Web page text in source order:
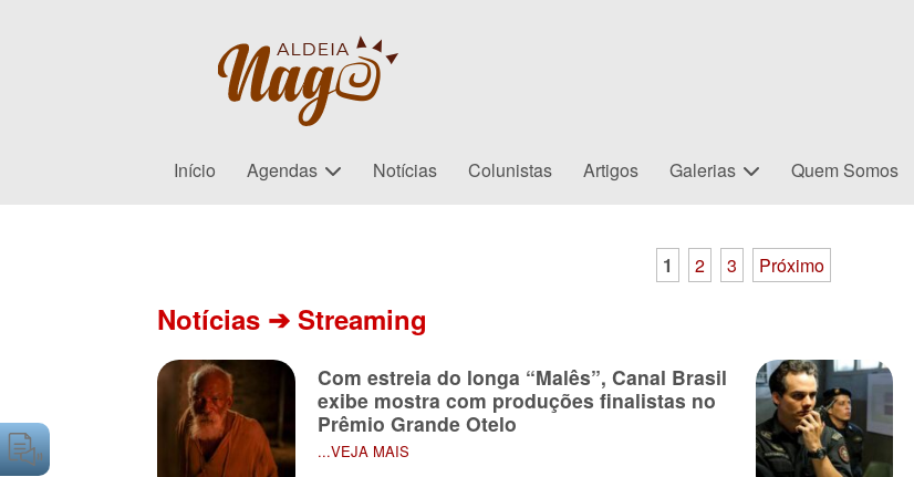
Início Agendas Notícias Colunistas Artigos Galerias Quem Somos
de
1 2 3 Próximo
Notícias ➔ Streaming
Com estreia do longa “Malês”, Canal Brasil
exibe mostra com produções finalistas no
Prêmio Grande Otelo
...VEJA MAIS